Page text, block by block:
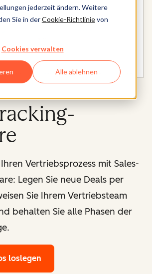
jederzeit ändern. Weitere
Sie in derCookie-Richtlinievon
Cookies verwalten
Alle ablehnen
Vertriebsprozess mit Sales-
Legen Sie neue Deals per
Sie Ihrem Vertriebsteam
behalten Sie alle Phasen der
loslegen